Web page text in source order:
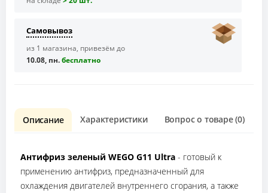
Самовывоз
из 1 магазина, привезём до
10.08, пн.бесплaтно
Описание Характеристики Вопрос о товаре (0)
Антифриз зеленый WEGO G11 Ultra - готовый к
применению антифриз, предназначенный для
охлаждения двигателей внутреннего сгорания, а также